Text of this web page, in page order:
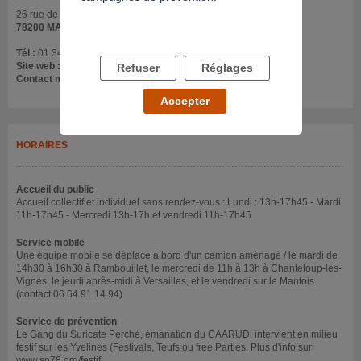
26 rue de Gassicourt
78200 MANTES LA JOLIE
Tél : 01 34 97 97 70
Site web :
www.sp78.org
Contact mail :
caarudsp78@gmail.com
HORAIRES
Accueil du public
Accueil collectif et individuel sans rendez-vous : Lundi : 13h-17h45 - Mardi
11h-17h45 - Mercredi 13h-17h et vendredi 11h-17h45
Service mobile
Une équipe mobile se déplace à bord d'un camion aménagé / le mardi de
14h30 à 16h30 à Rambouillet, le mercredi de 11h à 13h à Chanteloup-les-
Vignes, le jeudi après-midi à Versailles, et le vendredi sur le Mantois
(contact 06.64.91.14.94)
Service de prévention
Le Gang du Suricate Perché, émanation du CAARUD, intervient en milieu
festif sur les Yvelines (Festivals, Teufs ou free Parties. Plus d'info sur
Refuser Réglages
Accepter